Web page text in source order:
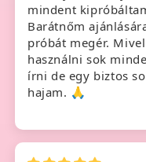
mindent
Barátnőm
próbát megér.
használni sok
írni de egy biztos
hajam. 🙏